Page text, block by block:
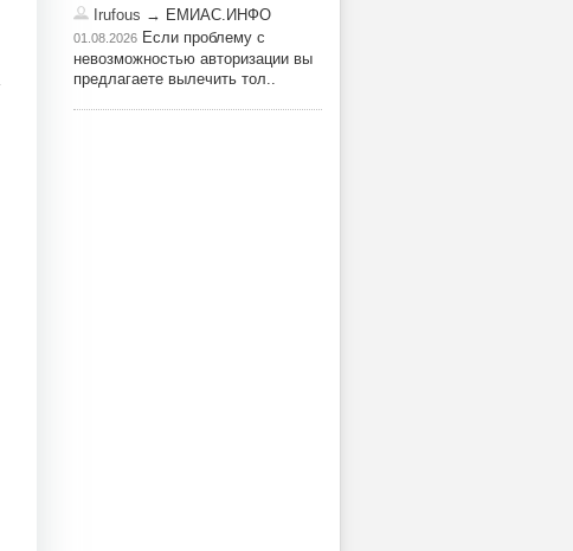
Irufous → ЕМИАС.ИНФО
01.08.2026 Если проблему с
невозможностью авторизации вы
предлагаете вылечить тол..